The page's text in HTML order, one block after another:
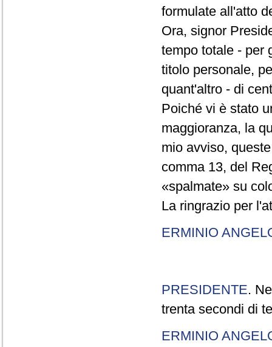
formulate all'atto
Ora, signor
tempo totale - per
titolo personale,
quant'altro - di
Poiché vi è stato
maggioranza, la
mio avviso,
comma 13, del
«spalmate» su
La ringrazio per
ERMINIO
PRESIDENTE.
trenta secondi di
ERMINIO